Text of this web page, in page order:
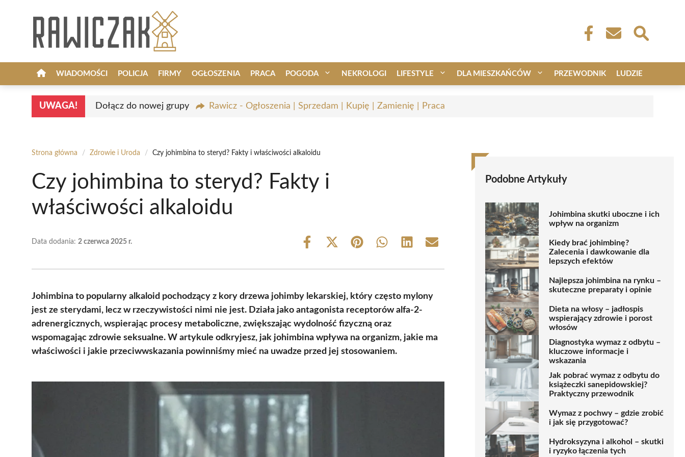
WIADOMOŚCI POLICJA FIRMY OGŁOSZENIA PRACA POGODA NEKROLOGI LIFESTYLE DLA MIESZKAŃCÓW PRZEWODNIK LUDZIE
UWAGA! Dołącz do nowej grupy Rawicz - Ogłoszenia | Sprzedam | Kupię | Zamienię | Praca
Strona główna / Zdrowie i Uroda / Czy johimbina to steryd? Fakty i właściwości alkaloidu
Czy johimbina to steryd? Fakty i
właściwości alkaloidu
Data dodania: 2 czerwca 2025 r.
Share
Share
(Twitter)
Share Share Share Share
Johimbina to popularny alkaloid pochodzący z kory drzewa johimby lekarskiej, który często mylony
jest ze sterydami, lecz w rzeczywistości nimi nie jest. Działa jako antagonista receptorów alfa-2-
adrenergicznych, wspierając procesy metaboliczne, zwiększając wydolność fizyczną oraz
wspomagając zdrowie seksualne. W artykule odkryjesz, jak johimbina wpływa na organizm, jakie ma
właściwości i jakie przeciwwskazania powinniśmy mieć na uwadze przed jej stosowaniem.
Podobne Artykuły
Johimbina skutki uboczne i ich
wpływ na organizm
Kiedy brać johimbinę?
Zalecenia i dawkowanie dla
lepszych efektów
Najlepsza johimbina na rynku –
skuteczne preparaty i opinie
Dieta na włosy – jadłospis
wspierający zdrowie i porost
włosów
Diagnostyka wymaz z odbytu –
kluczowe informacje i
wskazania
Jak pobrać wymaz z odbytu do
książeczki sanepidowskiej?
Praktyczny przewodnik
Wymaz z pochwy – gdzie zrobić
i jak się przygotować?
Hydroksyzyna i alkohol – skutki
i ryzyko łączenia tych